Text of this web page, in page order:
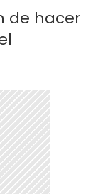
de hacer